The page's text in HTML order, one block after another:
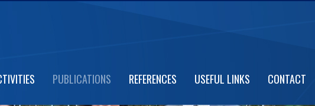
PUBLICATIONS REFERENCES USEFUL LINKS CONTACT